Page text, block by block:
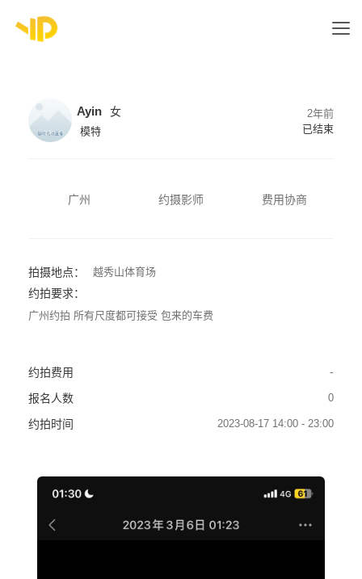
Ayin 女
模特
2年前
已结束
广州 约摄影师 费用协商
拍摄地点： 越秀山体育场
约拍要求：
广州约拍 所有尺度都可接受 包来的车费
约拍费用 -
报名人数 0
约拍时间 2023-08-17 14:00 - 23:00